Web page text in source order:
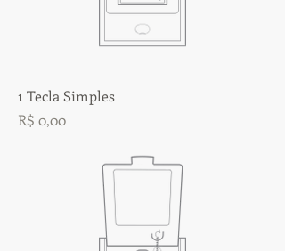
1 Tecla Simples
Preço
R$ 0,00